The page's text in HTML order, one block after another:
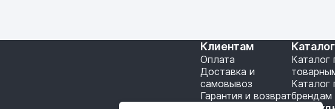
Клиентам
Оплата
Доставка и
самовывоз
Гарантия и возврат
Каталог
Каталог
брендам